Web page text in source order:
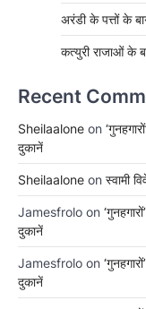
अरंडी के पत्तों के
कत्युरी राजाओं के
Recent
Sheilaalone on
दुकानें
Sheilaalone on स्वामी
Jamesfrolo on
दुकानें
Jamesfrolo on
दुकानें